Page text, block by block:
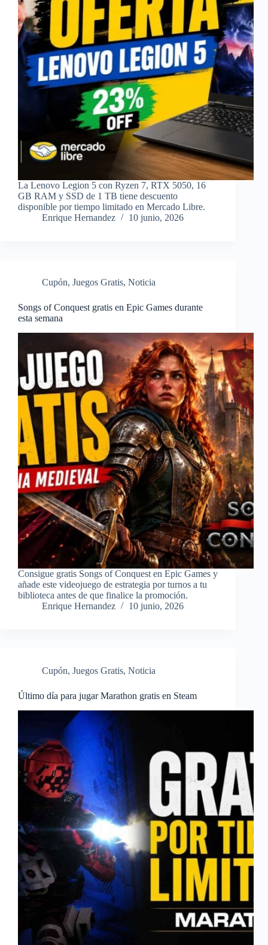
La Lenovo Legion 5 con Ryzen 7, RTX 5050, 16
GB RAM y SSD de 1 TB tiene descuento
disponible por tiempo limitado en Mercado Libre.
Enrique Hernandez
10 junio, 2026
Cupón, Juegos Gratis, Noticia
Songs of Conquest gratis en Epic Games durante
esta semana
Consigue gratis Songs of Conquest en Epic Games y
añade este videojuego de estrategia por turnos a tu
biblioteca antes de que finalice la promoción.
Enrique Hernandez
10 junio, 2026
Cupón, Juegos Gratis, Noticia
Último día para jugar Marathon gratis en Steam